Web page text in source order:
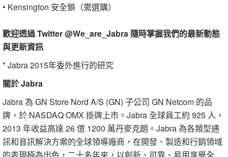
• Kensington 安全鎖（需選購）
歡迎透過 Twitter @We_are_Jabra 隨時掌握我們的最新動態
與更新資訊
* Jabra 2015年委外進行的研究
關於 Jabra
Jabra 為 GN Store Nord A/S (GN) 子公司 GN Netcom 的品
牌，於 NASDAQ OMX 掛牌上市。Jabra 全球員工約 925 人，
2013 年收益高達 26 億 1200 萬丹麥克朗。Jabra 為各類型通
訊和音訊解決方案的全球領導廠商，在開發、製造和行銷領域
的表現極為出色，二十多年來，以創新、可靠、易用享譽全